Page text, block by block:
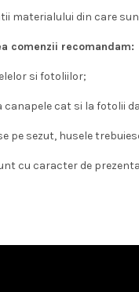
materialului din care
comenzii recomandam:
si fotoliilor;
canapele cat si la fotolii
pe sezut, husele
cu caracter de